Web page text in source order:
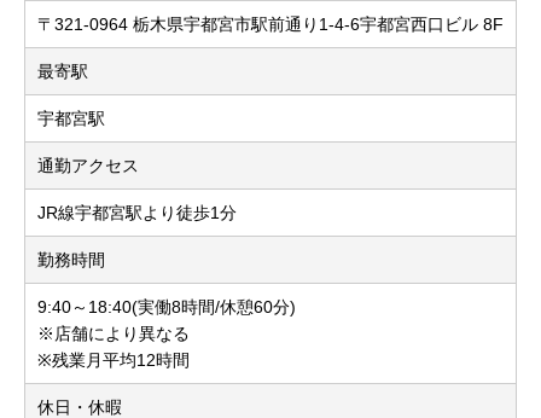
〒321-0964 栃木県宇都宮市駅前通り1-4-6宇都宮西口ビル 8F
最寄駅
宇都宮駅
通勤アクセス
JR線宇都宮駅より徒歩1分
勤務時間
9:40～18:40(実働8時間/休憩60分)
※店舗により異なる
※残業月平均12時間
休日・休暇